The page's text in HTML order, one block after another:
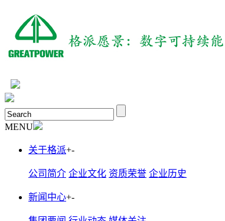
MENU
关于格派+-
公司简介 企业文化 资质荣誉 企业历史
新闻中心+-